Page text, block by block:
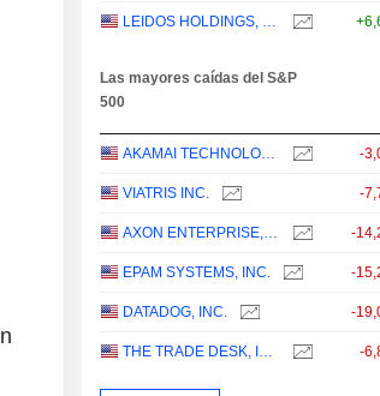
LEIDOS HOLDINGS, INC.
Las mayores caídas del S&P
500
AKAMAI TECHNOLOGIES, INC. -
VIATRIS INC. -
AXON ENTERPRISE, INC. -
EPAM SYSTEMS, INC. -
DATADOG, INC. -
THE TRADE DESK, INC. -